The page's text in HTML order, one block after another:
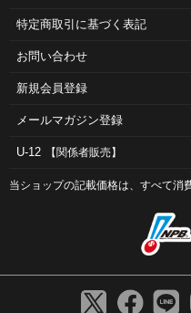
特定商取引に基づく表記
お問い合わせ
新規会員登録
メールマガジン登録
U-12 【関係者販売】
当ショップの記載価格は、すべて消